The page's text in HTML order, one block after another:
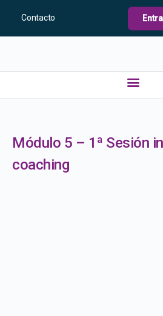
Contacto Entra
Módulo 5 – 1ª Sesión
coaching